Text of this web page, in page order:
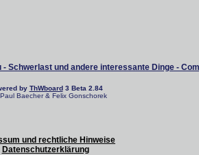
- Schwerlast und andere interessante Dinge -
by ThWboard3 Beta 2.84
Baecher & Felix Gonschorek
und rechtliche Hinweise
Datenschutzerklärung